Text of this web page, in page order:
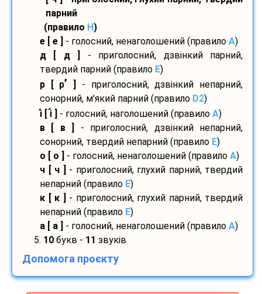
парний
(правило H)
е [ е ]
- голосний, ненаголошений (правило A)
д [ д ]
- приголосний, дзвінкий парний,
твердий парний (правило E)
р [ р’
- приголосний, дзвінкий непарний,
сонорний, м'який парний (правило D2)
і [ і - голосний, наголошений (правило A)
в [ в ]
- приголосний, дзвінкий непарний,
сонорний, твердий непарний (правило E)
о [ о ]
- голосний, ненаголошений (правило A)
ч [ ч ]
- приголосний, глухий парний, твердий
непарний (правило E)
к [ к ]
- приголосний, глухий парний, твердий
непарний (правило E)
а [ а ]
- голосний, ненаголошений (правило A)
5. 10 букв - 11 звуків
Допомога проєкту